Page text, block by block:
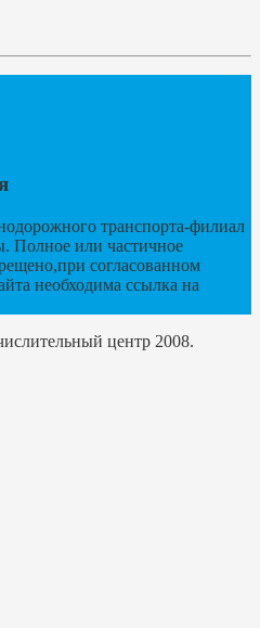
транспорта-филиал
или частичное
согласованном
необходима ссылка на
центр 2008.